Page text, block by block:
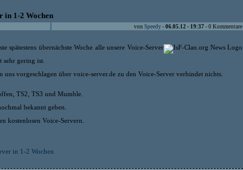
in 1-2 Wochen
von Speedy - 06.05.12 - 19:37 - 0 Kommentare
übernächste Woche alle unsere Voice-Server
sehr gering ist.
vorgeschlagen über voice-server.de zu den Voice-Server verbindet nichts.
TS2, TS3 und Mumble.
bekannt geben.
kostenlosen Voice-Servern.
in 1-2 Wochen